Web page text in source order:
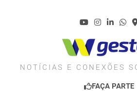
NOTÍCIAS E CONEXÕES
FAÇA PARTE